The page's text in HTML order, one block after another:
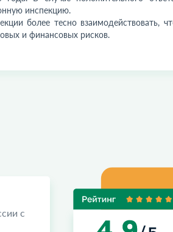
инспекцию.
более тесно взаимодействовать,
и финансовых рисков.
с